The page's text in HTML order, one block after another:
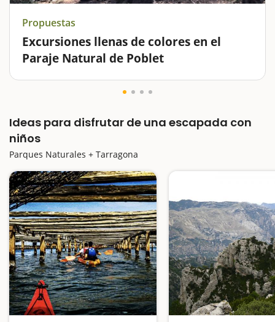
Propuestas
Excursiones llenas de colores en el
Paraje Natural de Poblet
Dentro de los términos de Vimbodí i Poblet y de
l'Espluga de Francolí, en la comarca de la Conca de
descubrimos el Paraje Natural de Poblet, otro de los…
Ideas para disfrutar de una escapada con
niños
Parques Naturales + Tarragona